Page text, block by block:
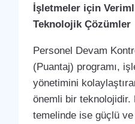
İşletmeler için
Teknolojik Çözümler
Personel Devam
(Puantaj) programı,
yönetimini
önemli bir teknolojidir.
temelinde ise güçlü